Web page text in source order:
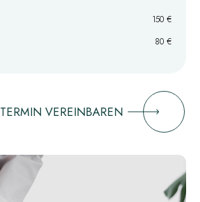
150 €
80 €
TERMIN VEREINBAREN